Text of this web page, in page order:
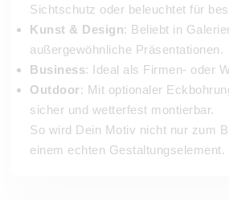
Sichtschutz oder beleuchtet für
Kunst & Design: Beliebt in
außergewöhnliche Präsentationen.
Business: Ideal als Firmen- oder
Outdoor: Mit optionaler
sicher und wetterfest montierbar.
So wird Dein Motiv nicht nur zum
einem echten Gestaltungselement.